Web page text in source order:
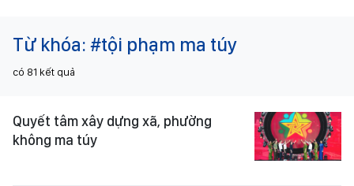
Từ khóa: #tội phạm ma túy
có 81 kết quả
Quyết tâm xây dựng xã, phường
không ma túy